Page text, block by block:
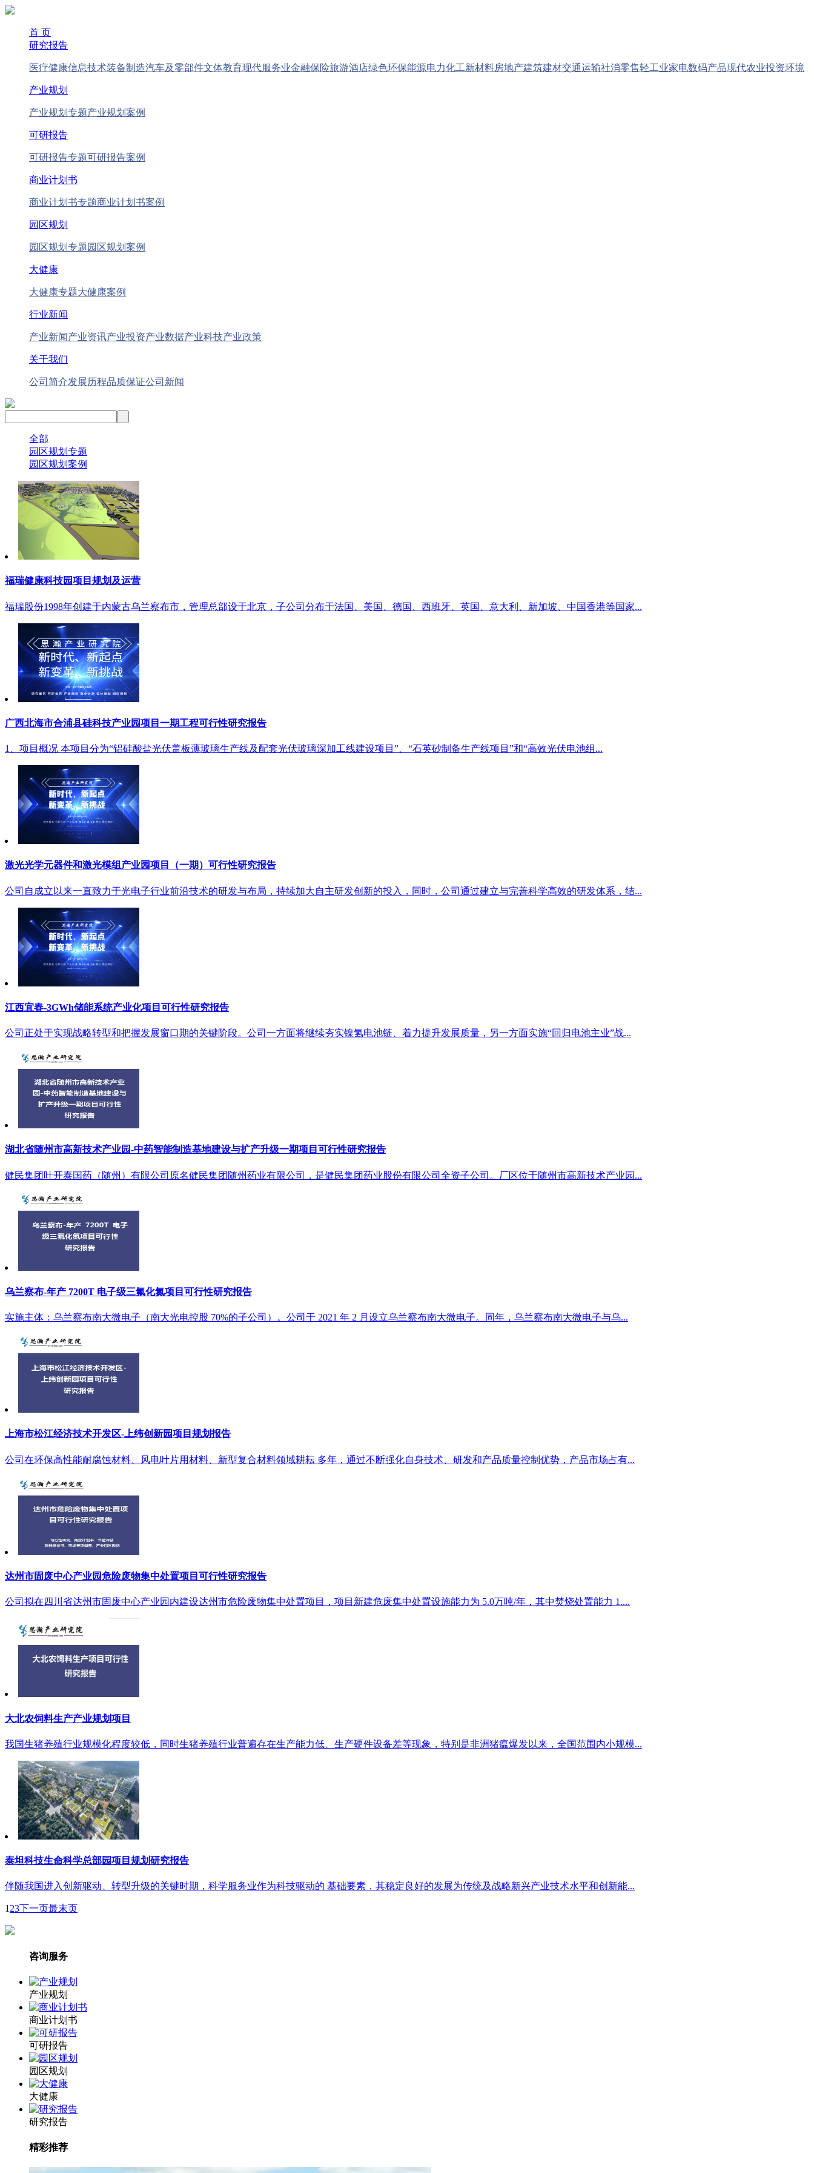
首 页
研究报告
医疗健康信息技术装备制造汽车及零部件文体教育现代服务业金融保险旅游酒店绿色环保能源电力化工新材料房地产建筑建材交通运输社消零售轻工业家电数码产品现代农业投资环境
产业规划
产业规划专题产业规划案例
可研报告
可研报告专题可研报告案例
商业计划书
商业计划书专题商业计划书案例
园区规划
园区规划专题园区规划案例
大健康
大健康专题大健康案例
行业新闻
产业新闻产业资讯产业投资产业数据产业科技产业政策
关于我们
公司简介发展历程品质保证公司新闻
全部
园区规划专题
园区规划案例
福瑞健康科技园项目规划及运营
福瑞股份1998年创建于内蒙古乌兰察布市，管理总部设于北京，子公司分布于法国、美国、德国、西班牙、英国、意大利、新加坡、中国香港等国家...
广西北海市合浦县硅科技产业园项目一期工程可行性研究报告
1、项目概况 本项目分为“铝硅酸盐光伏盖板薄玻璃生产线及配套光伏玻璃深加工线建设项目”、“石英砂制备生产线项目”和“高效光伏电池组...
激光光学元器件和激光模组产业园项目（一期）可行性研究报告
公司自成立以来一直致力于光电子行业前沿技术的研发与布局，持续加大自主研发创新的投入，同时，公司通过建立与完善科学高效的研发体系，结...
江西宜春-3GWh储能系统产业化项目可行性研究报告
公司正处于实现战略转型和把握发展窗口期的关键阶段。公司一方面将继续夯实镍氢电池链、着力提升发展质量，另一方面实施“回归电池主业”战...
湖北省随州市高新技术产业园-中药智能制造基地建设与扩产升级一期项目可行性研究报告
健民集团叶开泰国药（随州）有限公司原名健民集团随州药业有限公司，是健民集团药业股份有限公司全资子公司。厂区位于随州市高新技术产业园...
乌兰察布-年产 7200T 电子级三氟化氮项目可行性研究报告
实施主体：乌兰察布南大微电子（南大光电控股 70%的子公司）。公司于 2021 年 2 月设立乌兰察布南大微电子。同年，乌兰察布南大微电子与乌...
上海市松江经济技术开发区-上纬创新园项目规划报告
公司在环保高性能耐腐蚀材料、风电叶片用材料、新型复合材料领域耕耘 多年，通过不断强化自身技术、研发和产品质量控制优势，产品市场占有...
达州市固废中心产业园危险废物集中处置项目可行性研究报告
公司拟在四川省达州市固废中心产业园内建设达州市危险废物集中处置项目，项目新建危废集中处置设施能力为 5.0万吨/年，其中焚烧处置能力 1....
大北农饲料生产产业规划项目
我国生猪养殖行业规模化程度较低，同时生猪养殖行业普遍存在生产能力低、生产硬件设备差等现象，特别是非洲猪瘟爆发以来，全国范围内小规模...
泰坦科技生命科学总部园项目规划研究报告
伴随我国进入创新驱动、转型升级的关键时期，科学服务业作为科技驱动的 基础要素，其稳定良好的发展为传统及战略新兴产业技术水平和创新能...
1 23下一页最末页
咨询服务
产业规划
商业计划书
可研报告
园区规划
大健康
研究报告
精彩推荐